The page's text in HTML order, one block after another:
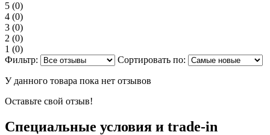
5 (0)
4 (0)
3 (0)
2 (0)
1 (0)
Фильтр:
Сортировать по:
У данного товара пока нет отзывов
Оставьте свой отзыв!
Специальные условия и trade-in